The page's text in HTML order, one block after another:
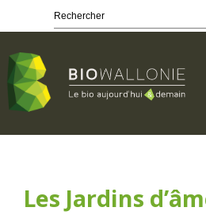
principalLes Jardins